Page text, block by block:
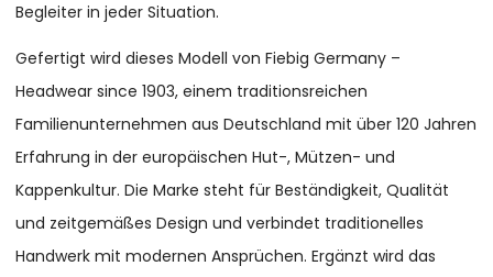
Begleiter in jeder Situation.
Gefertigt wird dieses Modell von Fiebig Germany –
Headwear since 1903, einem traditionsreichen
Familienunternehmen aus Deutschland mit über 120 Jahren
Erfahrung in der europäischen Hut-, Mützen- und
Kappenkultur. Die Marke steht für Beständigkeit, Qualität
und zeitgemäßes Design und verbindet traditionelles
Handwerk mit modernen Ansprüchen. Ergänzt wird das